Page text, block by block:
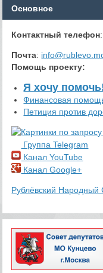
Основное
Контактный телефон
Почта:
Помощь проекту:
Я хочу
Финансовая
Петиция против
Группа Telegram
Канал YouTube
Канал Google+
Рублёвский Народный